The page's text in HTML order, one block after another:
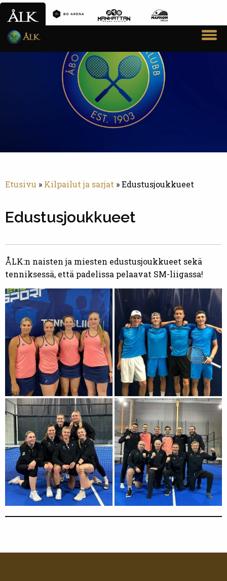
SEURA
AIKUISTOIMINTA
JUNIORITOIMINTA
PADELTOIMINTA
YHTEYSTIEDOT
VARAA VUORO
Etusivu » Kilpailut ja sarjat »Edustusjoukkueet
Edustusjoukkueet
ÅLK:n naisten ja miesten edustusjoukkueet sekä
tenniksessä, että padelissa pelaavat SM-liigassa!